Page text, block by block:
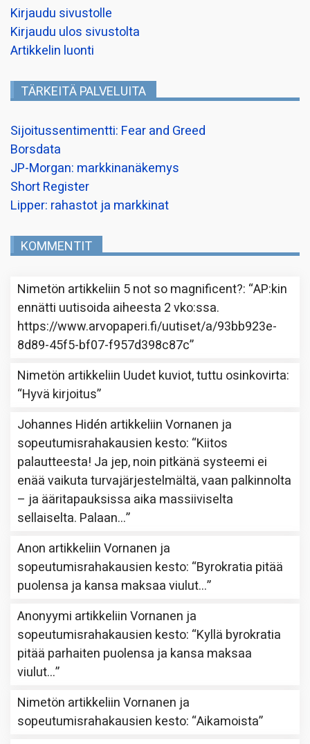
Kirjaudu sivustolle
Kirjaudu ulos sivustolta
Artikkelin luonti
TÄRKEITÄ PALVELUITA
Sijoitussentimentti: Fear and Greed
Borsdata
JP-Morgan: markkinanäkemys
Short Register
Lipper: rahastot ja markkinat
KOMMENTIT
Nimetön artikkeliin 5 not so magnificent?: “AP:kin
ennätti uutisoida aiheesta 2 vko:ssa.
https://www.arvopaperi.fi/uutiset/a/93bb923e-
8d89-45f5-bf07-f957d398c87c”
Nimetön artikkeliin Uudet kuviot, tuttu osinkovirta:
“Hyvä kirjoitus”
Johannes Hidén artikkeliinVornanen ja
sopeutumisrahakausien kesto: “Kiitos
palautteesta! Ja jep, noin pitkänä systeemi ei
enää vaikuta turvajärjestelmältä, vaan palkinnolta
– ja ääritapauksissa aika massiiviselta
sellaiselta. Palaan…”
Anon artikkeliinVornanen ja
sopeutumisrahakausien kesto: “Byrokratia pitää
puolensa ja kansa maksaa viulut…”
Anonyymi artikkeliinVornanen ja
sopeutumisrahakausien kesto: “Kyllä byrokratia
pitää parhaiten puolensa ja kansa maksaa
viulut…”
Nimetön artikkeliinVornanen ja
sopeutumisrahakausien kesto: “Aikamoista”